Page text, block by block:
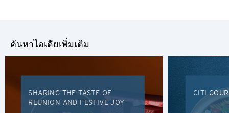
ค้นหาไอเดียเพิ่มเติม
SHARING THE TASTE OF
REUNION AND FESTIVE JOY
CITI